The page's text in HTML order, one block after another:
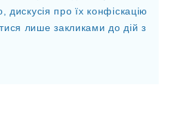
про їх конфіскацію
лише закликами до дій з